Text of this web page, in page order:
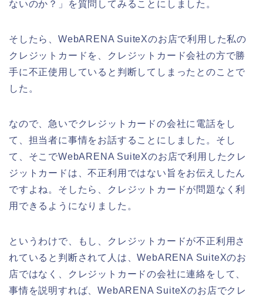
ないのか？」を質問してみることにしました。
そしたら、WebARENA SuiteXのお店で利用した私の
クレジットカードを、クレジットカード会社の方で勝
手に不正使用していると判断してしまったとのことで
した。
なので、急いでクレジットカードの会社に電話をし
て、担当者に事情をお話することにしました。そし
て、そこでWebARENA SuiteXのお店で利用したクレ
ジットカードは、不正利用ではない旨をお伝えしたん
ですよね。そしたら、クレジットカードが問題なく利
用できるようになりました。
というわけで、もし、クレジットカードが不正利用さ
れていると判断されて人は、WebARENA SuiteXのお
店ではなく、クレジットカードの会社に連絡をして、
事情を説明すれば、WebARENA SuiteXのお店でクレ